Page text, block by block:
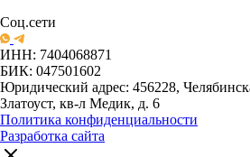
Соц.сети
ИНН: 7404068871
БИК: 047501602
Юридический адрес: 456228,
Златоуст, кв-л Медик, д. 6
Политика конфиденциальности
Разработка сайта